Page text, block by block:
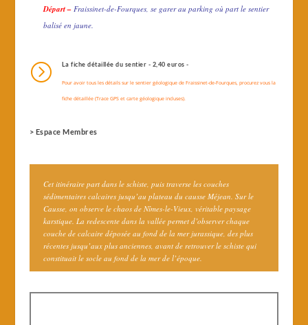
Départ – Fraissinet-de-Fourques, se garer au parking où part le sentier
balisé en jaune.
= La fiche détaillée du sentier - 2,40 euros -
Pour avoir tous les détails sur le sentier géologique de Fraissinet-de-Fourques, procurez vous la
fiche détaillée (Trace GPS et carte géologique incluses).
> Espace Membres
Cet itinéraire part dans le schiste, puis traverse les couches
sédimentaires calcaires jusqu’au plateau du causse Méjean. Sur le
Causse, on observe le chaos de Nîmes-le-Vieux, véritable paysage
karstique. La redescente dans la vallée permet d’observer chaque
couche de calcaire déposée au fond de la mer jurassique, des plus
récentes jusqu’aux plus anciennes, avant de retrouver le schiste qui
constituait le socle au fond de la mer de l’époque.